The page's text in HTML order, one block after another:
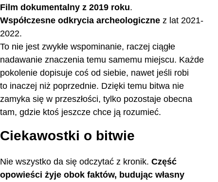
Film dokumentalny z 2019 roku.
Współczesne odkrycia archeologiczne z lat 2021-
2022.
To nie jest zwykłe wspominanie, raczej ciągłe
nadawanie znaczenia temu samemu miejscu. Każde
pokolenie dopisuje coś od siebie, nawet jeśli robi
to inaczej niż poprzednie. Dzięki temu bitwa nie
zamyka się w przeszłości, tylko pozostaje obecna
tam, gdzie ktoś jeszcze chce ją rozumieć.
Ciekawostki o bitwie
Nie wszystko da się odczytać z kronik. Część
opowieści żyje obok faktów, budując własny